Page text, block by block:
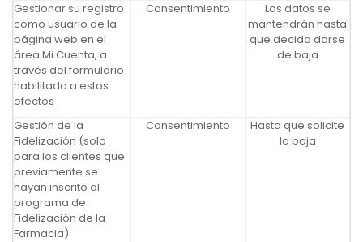
Gestionar su registro
como usuario de la
página web en el
área Mi Cuenta, a
través del formulario
habilitado a estos
efectos
Consentimiento
Los datos se
mantendrán hasta
que decida darse
de baja
Gestión de la
Fidelización (solo
para los clientes que
previamente se
hayan inscrito al
programa de
Fidelización de la
Farmacia)
Consentimiento
Hasta que solicite
la baja